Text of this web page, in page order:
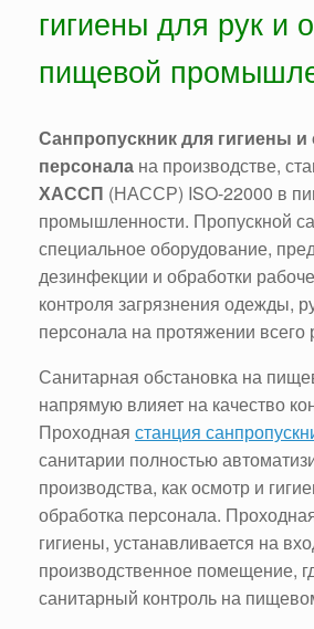
гигиены для рук и
пищевой
Санпропускник для гигиены и
персонала на производстве,
ХАССП (НАССР) ISO-22000 в
промышленности. Пропускной
специальное оборудование,
дезинфекции и обработки
контроля загрязнения одежды,
персонала на протяжении всего
Санитарная обстановка на
напрямую влияет на качество
Проходная станция
санитарии полностью
производства, как осмотр и
обработка персонала.
гигиены, устанавливается на
производственное помещение,
санитарный контроль на